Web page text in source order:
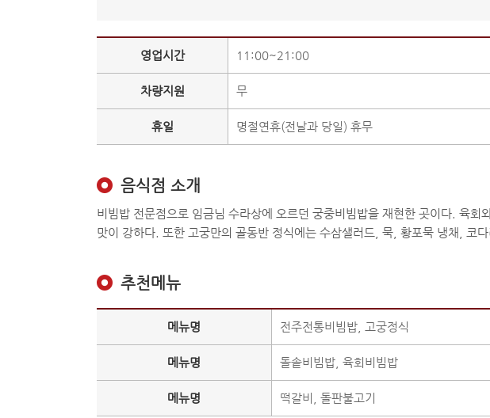
영업시간 11:00~21:00
차량지원 무
휴일 명절연휴(전날과 당일) 휴무
음식점 소개
비빔밥 전문점으로 임금님 수라상에 오르던 궁중비빔밥을 재현한 곳이다. 육
맛이 강하다. 또한 고궁만의 골동반 정식에는 수삼샐러드, 묵, 황포묵 냉채, 코
추천메뉴
메뉴명 전주전통비빔밥, 고궁정식
메뉴명 돌솥비빔밥, 육회비빔밥
메뉴명 떡갈비, 돌판불고기